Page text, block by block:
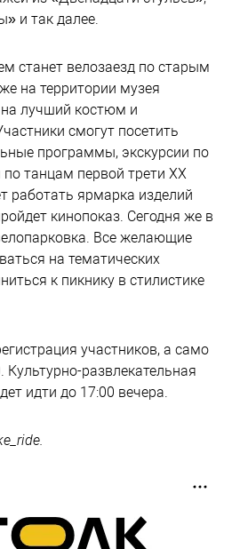
и так далее.
станет велозаезд по старым
на территории музея
лучший костюм и
смогут посетить
программы, экскурсии по
танцам первой трети ХХ
работать ярмарка изделий
кинопоказ. Сегодня же в
Все желающие
на тематических
к пикнику в стилистике
участников, а само
развлекательная
идти до 17:00 вечера.